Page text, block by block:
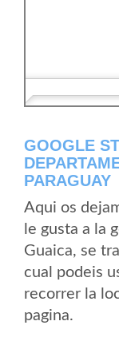
GOOGLE
PARAGUAY
Aqui os
le gusta a la
Guaica, se
cual podeis
recorrer la
pagina.